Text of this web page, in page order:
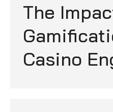
The
Casino